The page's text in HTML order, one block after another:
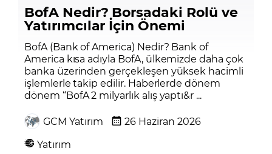
BofA Nedir? Borsadaki Rolü ve
Yatırımcılar İçin Önemi
BofA (Bank of America) Nedir? Bank of
America kısa adıyla BofA, ülkemizde daha çok
banka üzerinden gerçekleşen yüksek hacimli
işlemlerle takip edilir. Haberlerde dönem
dönem “BofA 2 milyarlık alış yaptı&r ...
GCM Yatırım
26 Haziran 2026
Yatırım